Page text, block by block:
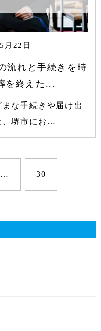
月22日
流れと手続きを時
を終えた...
な手続きや届け出
、堺市にお…
… 30